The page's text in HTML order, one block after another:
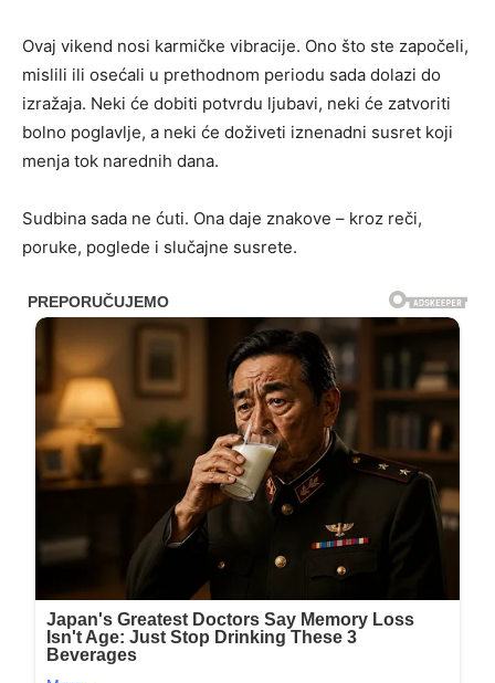
Ovaj vikend nosi karmičke vibracije. Ono što ste započeli,
mislili ili osećali u prethodnom periodu sada dolazi do
izražaja. Neki će dobiti potvrdu ljubavi, neki će zatvoriti
bolno poglavlje, a neki će doživeti iznenadni susret koji
menja tok narednih dana.
Sudbina sada ne ćuti. Ona daje znakove – kroz reči,
poruke, poglede i slučajne susrete.